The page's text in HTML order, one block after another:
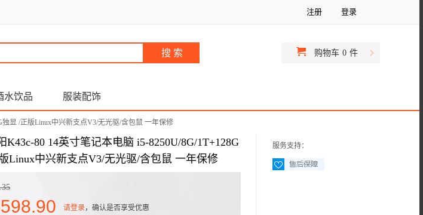
注册 登录
购物车 0 件
水饮品 服装配饰
独显 /正版Linux中兴新支点V3/无光驱/含包鼠 一年保修
K43c-80 14英寸笔记本电脑 i5-8250U/8G/1T+128G
Linux中兴新支点V3/无光驱/含包鼠 一年保修
请登录，确认是否享受优惠
服务支持：